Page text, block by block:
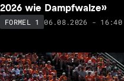
2026 wie Dampfwalze»
FORMEL 1 06.08.2026 - 16:40